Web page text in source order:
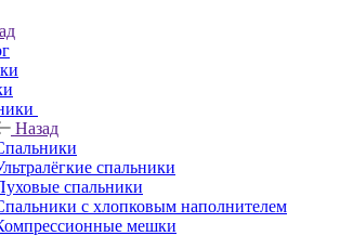
Назад
спальники
спальники
с хлопковым наполнителем
мешки